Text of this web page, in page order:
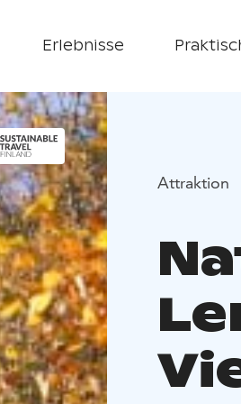
Erlebnisse
Attraktion